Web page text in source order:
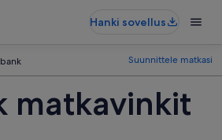
Hanki sovellus
Suunnittele matkasi
matkavinkit